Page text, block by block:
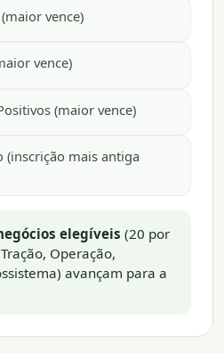
vence)
vence)
(maior vence)
(inscrição mais antiga
elegíveis (20 por
Operação,
avançam para a